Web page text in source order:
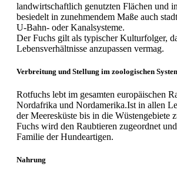
landwirtschaftlich genutzten Flächen und
besiedelt in zunehmendem Maße auch
U-Bahn- oder Kanalsysteme.
Der Fuchs gilt als typischer Kulturfolger,
Lebensverhältnisse anzupassen vermag.
Verbreitung und Stellung im zoologischen
Rotfuchs lebt im gesamten europäischen
Nordafrika und Nordamerika.Ist in allen
der Meeresküste bis in die Wüstengebiete
Fuchs wird den Raubtieren zugeordnet
Familie der Hundeartigen.
Nahrung